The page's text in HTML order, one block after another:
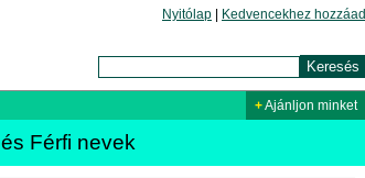
Nyitólap Kedvencekhez hozzáad
+Ajánljon minket
Férfi nevek